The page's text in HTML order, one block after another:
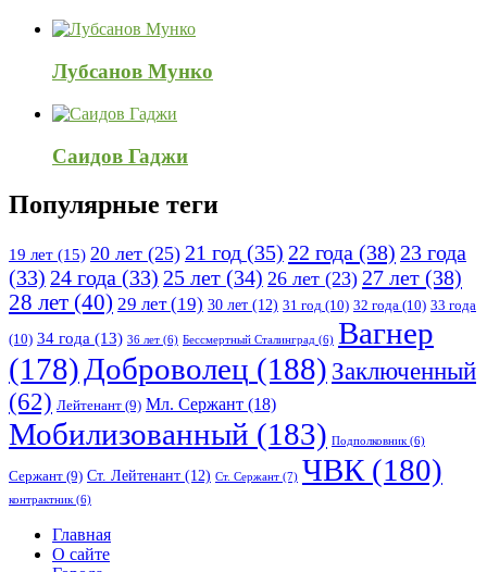
Лубсанов Мунко
Саидов Гаджи
Популярные теги
19 лет (15) 20 лет (25) 21 год (35) 22 года (38) 23 года
(33) 24 года (33) 25 лет (34) 26 лет (23) 27 лет (38)
28 лет (40) 29 лет(19) 30 лет (12) 31 год (10) 32 года (10) 33 года
(10) 34 года (13) 36 лет (6) Бессмертный Сталинград (6) Вагнер
(178)Доброволец (188) Заключенный
(62) Лейтенант (9) Мл. Сержант (18)
Мобилизованный (183) Подполковник(6)
Сержант (9) Ст. Лейтенант (12) Ст. Сержант (7) ЧВК(180)
контрактник(6)
Исследовать
Главная
О сайте